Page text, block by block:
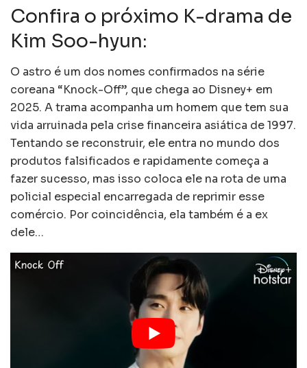
Confira o próximo K-drama de
Kim Soo-hyun:
O astro é um dos nomes confirmados na série
coreana “Knock-Off”, que chega ao Disney+ em
2025. A trama acompanha um homem que tem sua
vida arruinada pela crise financeira asiática de 1997.
Tentando se reconstruir, ele entra no mundo dos
produtos falsificados e rapidamente começa a
fazer sucesso, mas isso coloca ele na rota de uma
policial especial encarregada de reprimir esse
comércio. Por coincidência, ela também é a ex
dele…